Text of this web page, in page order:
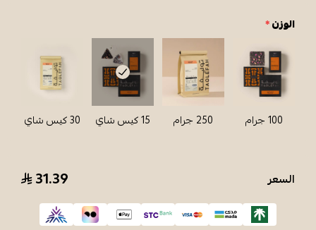
الوزن*
100 جرام 250 جرام 15 كيس شاي 30 كيس شاي
السعر 31.39